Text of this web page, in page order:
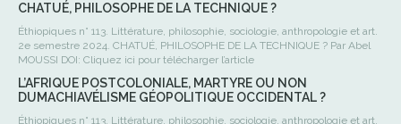
CHATUÉ, PHILOSOPHE DE LA TECHNIQUE ?
Éthiopiques n° 113. Littérature, philosophie, sociologie, anthropologie et art.
2e semestre 2024. CHATUÉ, PHILOSOPHE DE LA TECHNIQUE ? Par Abel
MOUSSI DOI: Cliquez ici pour télécharger l’article
L’AFRIQUE POSTCOLONIALE, MARTYRE OU NON
DUMACHIAVÉLISME GÉOPOLITIQUE OCCIDENTAL ?
Éthiopiques n° 113. Littérature, philosophie, sociologie, anthropologie et art.